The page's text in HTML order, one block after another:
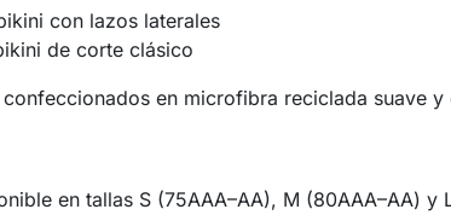
con lazos laterales
de corte clásico
en microfibra reciclada suave
en tallas S (75AAA–AA), M (80AAA–AA)